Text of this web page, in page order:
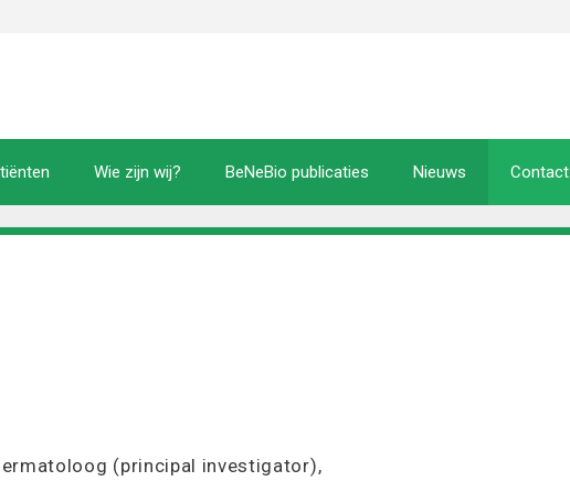
Wie zijn wij? BeNeBio publicaties Nieuws Contact
(principal investigator),